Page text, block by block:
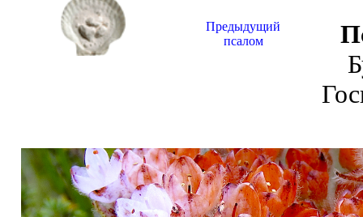
Предыдущий
псалом